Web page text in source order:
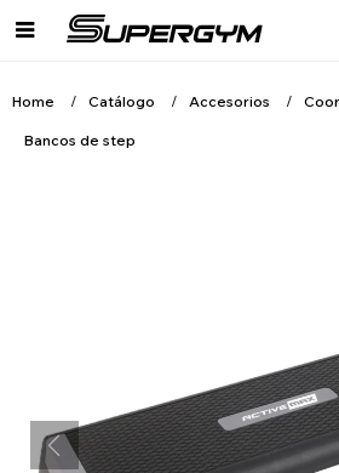

Home Catálogo Accesorios
Bancos de step